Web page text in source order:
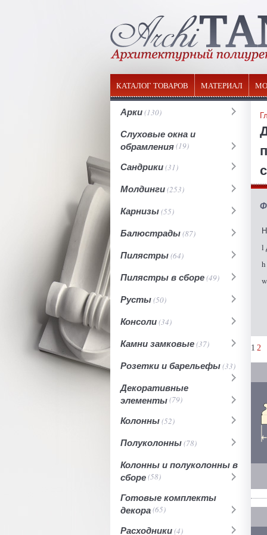
КАТАЛОГ ТОВАРОВ МАТЕРИАЛ
Арки(130)
Слуховые окна и
обрамления(19)
Сандрики(31)
Молдинги(253)
Карнизы(55)
Балюстрады(87)
Пилястры(64)
Пилястры в сборе(49)
Русты(50)
Консоли(34)
Камни замковые(37)
Розетки и барельефы(33)
Декоративные
элементы(79)
Колонны(52)
Полуколонны(78)
Колонны и полуколонны в
сборе(58)
Готовые комплекты
декора(65)
Расходники(4)
l
1 2